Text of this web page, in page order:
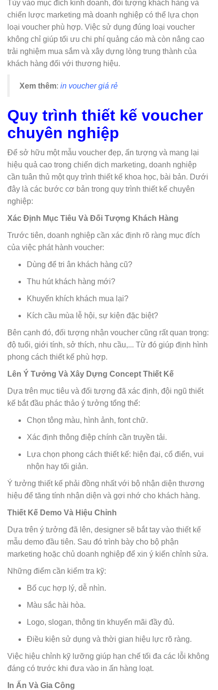
Tùy vào mục đích kinh doanh, đối tượng khách hàng và
chiến lược marketing mà doanh nghiệp có thể lựa chọn
loại voucher phù hợp. Việc sử dụng đúng loại voucher
không chỉ giúp tối ưu chi phí quảng cáo mà còn nâng cao
trải nghiệm mua sắm và xây dựng lòng trung thành của
khách hàng đối với thương hiệu.
Xem thêm: in voucher giá rẻ
Quy trình thiết kế voucher
chuyên nghiệp
Để sở hữu một mẫu voucher đẹp, ấn tượng và mang lại
hiệu quả cao trong chiến dịch marketing, doanh nghiệp
cần tuân thủ một quy trình thiết kế khoa học, bài bản. Dưới
đây là các bước cơ bản trong quy trình thiết kế chuyên
nghiệp:
Xác Định Mục Tiêu Và Đối Tượng Khách Hàng
Trước tiên, doanh nghiệp cần xác định rõ ràng mục đích
của việc phát hành voucher:
Dùng để tri ân khách hàng cũ?
Thu hút khách hàng mới?
Khuyến khích khách mua lại?
Kích cầu mùa lễ hội, sự kiện đặc biệt?
Bên cạnh đó, đối tượng nhận voucher cũng rất quan trọng:
độ tuổi, giới tính, sở thích, nhu cầu,... Từ đó giúp định hình
phong cách thiết kế phù hợp.
Lên Ý Tưởng Và Xây Dựng Concept Thiết Kế
Dựa trên mục tiêu và đối tượng đã xác định, đội ngũ thiết
kế bắt đầu phác thảo ý tưởng tổng thể:
Chọn tông màu, hình ảnh, font chữ.
Xác định thông điệp chính cần truyền tải.
Lựa chọn phong cách thiết kế: hiện đại, cổ điển, vui
nhộn hay tối giản.
Ý tưởng thiết kế phải đồng nhất với bộ nhận diện thương
hiệu để tăng tính nhận diện và gợi nhớ cho khách hàng.
Thiết Kế Demo Và Hiệu Chỉnh
Dựa trên ý tưởng đã lên, designer sẽ bắt tay vào thiết kế
mẫu demo đầu tiên. Sau đó trình bày cho bộ phận
marketing hoặc chủ doanh nghiệp để xin ý kiến chỉnh sửa.
Những điểm cần kiểm tra kỹ:
Bố cục hợp lý, dễ nhìn.
Màu sắc hài hòa.
Logo, slogan, thông tin khuyến mãi đầy đủ.
Điều kiện sử dụng và thời gian hiệu lực rõ ràng.
Việc hiệu chỉnh kỹ lưỡng giúp hạn chế tối đa các lỗi không
đáng có trước khi đưa vào in ấn hàng loạt.
In Ấn Và Gia Công